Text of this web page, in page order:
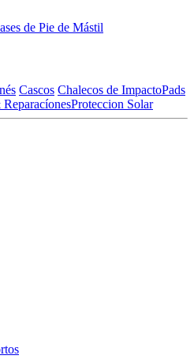
de Pie de Mástil
Cascos Chalecos de ImpactoPads
ReparacíonesProteccion Solar